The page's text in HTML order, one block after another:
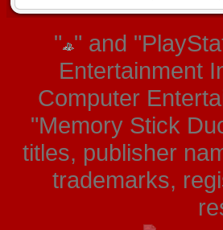
" " and
Entertainment
Computer
"Memory Stick
titles, publisher
trademarks,